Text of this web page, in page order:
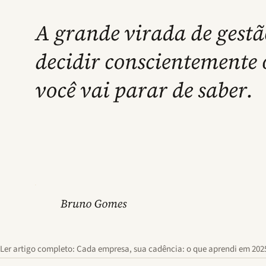
Ler artigo completo: Cada empresa, sua cadência: o que aprendi em